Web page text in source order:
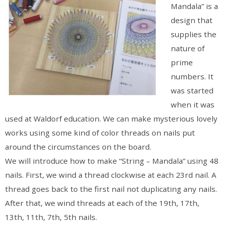
Mandala” is a
design that
supplies the
nature of
prime
numbers. It
was started
when it was
used at Waldorf education. We can make mysterious lovely
works using some kind of color threads on nails put
around the circumstances on the board.
We will introduce how to make “String – Mandala” using 48
nails. First, we wind a thread clockwise at each 23rd nail. A
thread goes back to the first nail not duplicating any nails.
After that, we wind threads at each of the 19th, 17th,
13th, 11th, 7th, 5th nails.